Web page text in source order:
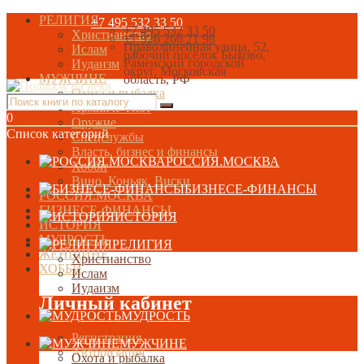
РЕЛИГИЯ
Христианство
Ислам
Иудаизм
МУЖЧИНЕ
Охота и рыбалка
Армия и Флот
Оружие
Спецслужбы
Власть, бизнес и финансы
Хобби
Вино, Коньяк, Виски
РОССИЯ.МОСКВА
БИЗНЕСЕ-ФИНАНСЫ
ИСТОРИЯ
МУДРОСТЬ
ЖЕНЩИНЕ
ХОББИ
Личный кабинет
Регистрация
Авторизация
+7 495 532 33 50
+7 495 532 33 50
+7 926 266 71 98
Праволинейная улица, 52,
рабочий посёлок Быково,
Раменский городской
округ, Московская
область, РФ
0
Список категорий
РОССИЯ.МОСКВА
БИЗНЕСЕ-ФИНАНСЫ
ИСТОРИЯ
РЕЛИГИЯ
Христианство
Ислам
Иудаизм
МУДРОСТЬ
МУЖЧИНЕ
Охота и рыбалка